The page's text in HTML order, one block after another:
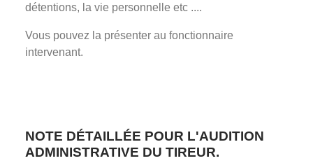
détentions, la vie personnelle etc ....
Vous pouvez la présenter au fonctionnaire
intervenant.
NOTE DÉTAILLÉE POUR L'AUDITION
ADMINISTRATIVE DU TIREUR.